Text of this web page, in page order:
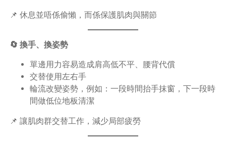
📌 休息並唔係偷懶，而係保護肌肉與關節
🔄 換手、換姿勢
單邊用力容易造成肩高低不平、腰背代償
交替使用左右手
輪流改變姿勢，例如：一段時間抬手抹窗，下一段時
間做低位地板清潔
📌 讓肌肉群交替工作，減少局部疲勞